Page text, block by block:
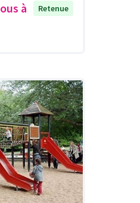
à
Retenue